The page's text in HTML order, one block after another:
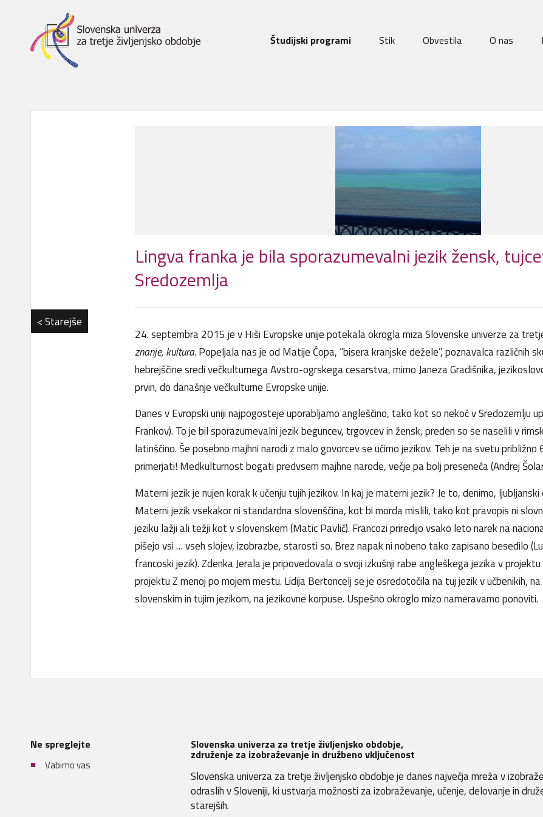
Študijski programi Stik Obvestila O nas
Lingva franka je bila sporazumevalni jezik žensk,
Sredozemlja
24. septembra 2015 je v Hiši Evropske unije potekala okrogla miza Slovenske univerze za
znanje, kultura.Popeljala nas je od Matije Čopa, “bisera kranjske dežele”, poznavalca različnih
hebrejščine sredi večkulturnega Avstro-ogrskega cesarstva, mimo Janeza Gradišnika,
prvin, do današnje večkulturne Evropske unije.
Danes v Evropski uniji najpogosteje uporabljamo angleščino, tako kot so nekoč v Sredozemlju
Frankov). To je bil sporazumevalni jezik beguncev, trgovcev in žensk, preden so se naselili v
latinščino. Še posebno majhni narodi z malo govorcev se učimo jezikov. Teh je na svetu
primerjati! Medkulturnost bogati predvsem majhne narode, večje pa bolj preseneča (Andrej
Materni jezik je nujen korak k učenju tujih jezikov. In kaj je materni jezik? Je to, denimo,
Materni jezik vsekakor ni standardna slovenščina, kot bi morda mislili, tako kot pravopis ni
jeziku lažji ali težji kot v slovenskem (Matic Pavlič). Francozi priredijo vsako leto narek na
pišejo vsi … vseh slojev, izobrazbe, starosti so. Brez napak ni nobeno tako zapisano besedilo
francoski jezik). Zdenka Jerala je pripovedovala o svoji izkušnji rabe angleškega jezika v
projektu Z menoj po mojem mestu. Lidija Bertoncelj se je osredotočila na tuj jezik v učbenikih,
slovenskim in tujim jezikom, na jezikovne korpuse. Uspešno okroglo mizo nameravamo ponoviti.
< Starejše
Ne spreglejte
Vabimo vas
Slovenska univerza za tretje življenjsko obdobje,
združenje za izobraževanje in družbeno vključenost
Slovenska univerza za tretje življenjsko obdobje je danes največja mreža v
odraslih v Sloveniji, ki ustvarja možnosti za izobraževanje, učenje, delovanje in
starejših.